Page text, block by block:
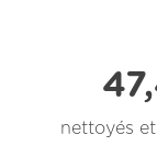
nettoyés